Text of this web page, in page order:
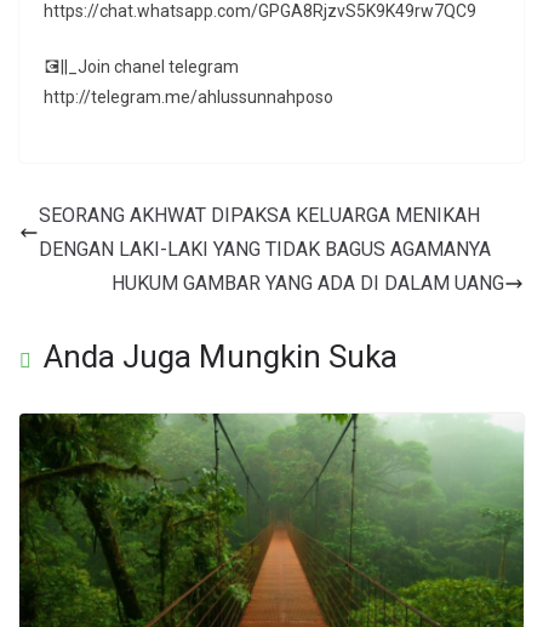
https://chat.whatsapp.com/GPGA8RjzvS5K9K49rw7QC9
💽||_Join chanel telegram
http://telegram.me/ahlussunnahposo
SEORANG AKHWAT DIPAKSA KELUARGA MENIKAH
DENGAN LAKI-LAKI YANG TIDAK BAGUS AGAMANYA
HUKUM GAMBAR YANG ADA DI DALAM UANG
Anda Juga Mungkin Suka